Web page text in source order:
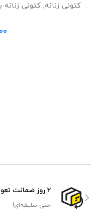
کتونی زنانه, کتونی
2 روز ضمانت تعویض
حتی سلیقه‌ای!